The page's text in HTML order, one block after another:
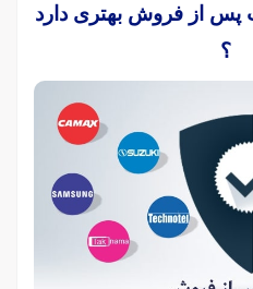
از فروش بهتری دارد
؟